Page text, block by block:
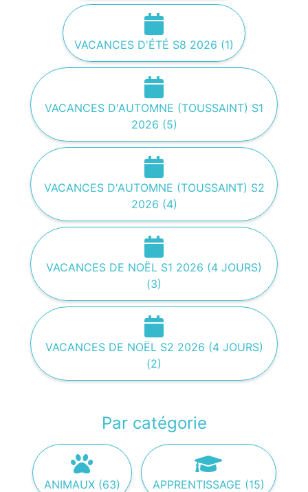
VACANCES D'ÉTÉ S8 2026 (1)
VACANCES D'AUTOMNE (TOUSSAINT) S1
2026 (5)
VACANCES D'AUTOMNE (TOUSSAINT) S2
2026 (4)
VACANCES DE NOËL S1 2026 (4 JOURS)
(3)
VACANCES DE NOËL S2 2026 (4 JOURS)
(2)
Par catégorie
ANIMAUX (63) APPRENTISSAGE (15)